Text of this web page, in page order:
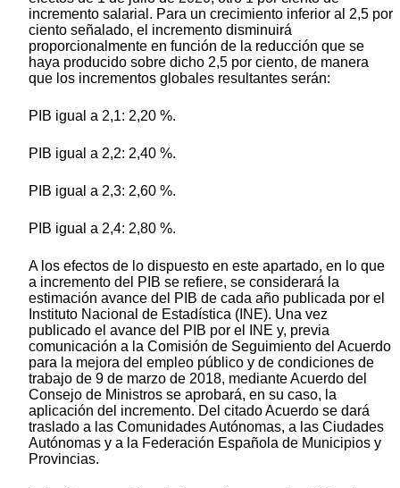
incremento salarial. Para un crecimiento inferior al 2,5 por
ciento señalado, el incremento disminuirá
proporcionalmente en función de la reducción que se
haya producido sobre dicho 2,5 por ciento, de manera
que los incrementos globales resultantes serán:
PIB igual a 2,1: 2,20 %.
PIB igual a 2,2: 2,40 %.
PIB igual a 2,3: 2,60 %.
PIB igual a 2,4: 2,80 %.
A los efectos de lo dispuesto en este apartado, en lo que
a incremento del PIB se refiere, se considerará la
estimación avance del PIB de cada año publicada por el
Instituto Nacional de Estadística (INE). Una vez
publicado el avance del PIB por el INE y, previa
comunicación a la Comisión de Seguimiento del Acuerdo
para la mejora del empleo público y de condiciones de
trabajo de 9 de marzo de 2018, mediante Acuerdo del
Consejo de Ministros se aprobará, en su caso, la
aplicación del incremento. Del citado Acuerdo se dará
traslado a las Comunidades Autónomas, a las Ciudades
Autónomas y a la Federación Española de Municipios y
Provincias.